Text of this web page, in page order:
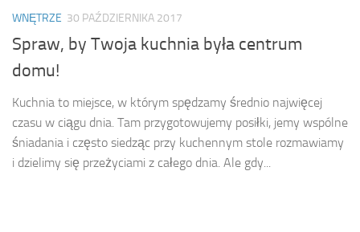
WNĘTRZE 30 PAŹDZIERNIKA 2017
Spraw, by Twoja kuchnia była centrum
domu!
Kuchnia to miejsce, w którym spędzamy średnio najwięcej
czasu w ciągu dnia. Tam przygotowujemy posiłki, jemy wspólne
śniadania i często siedząc przy kuchennym stole rozmawiamy
i dzielimy się przeżyciami z całego dnia. Ale gdy...